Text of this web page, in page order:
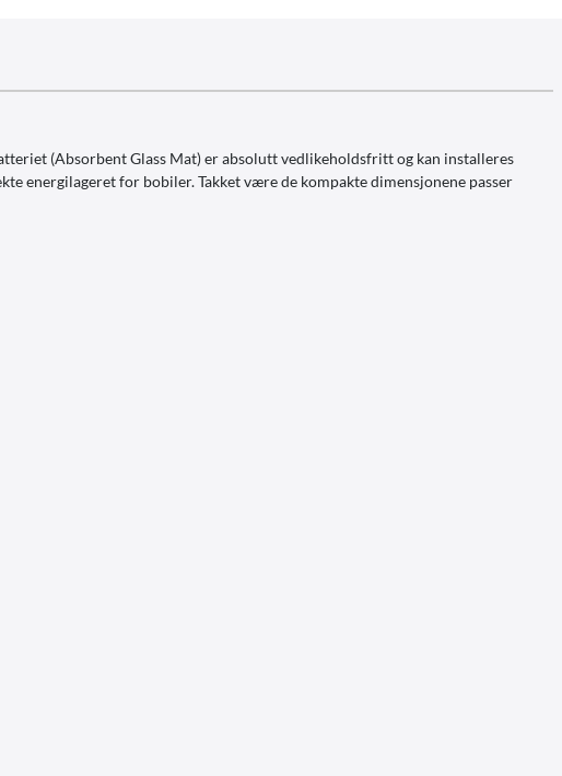
(Absorbent Glass Mat) er absolutt vedlikeholdsfritt og kan installeres
energilageret for bobiler. Takket være de kompakte dimensjonene passer